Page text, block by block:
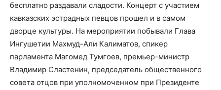
бесплатно раздавали сладости. Концерт с участием
кавказских эстрадных певцов прошел и в самом
дворце культуры. На мероприятии побывали Глава
Ингушетии Махмуд-Али Калиматов, спикер
парламента Магомед Тумгоев, премьер-министр
Владимир Сластенин, председатель общественного
совета отцов при уполномоченном при Президенте